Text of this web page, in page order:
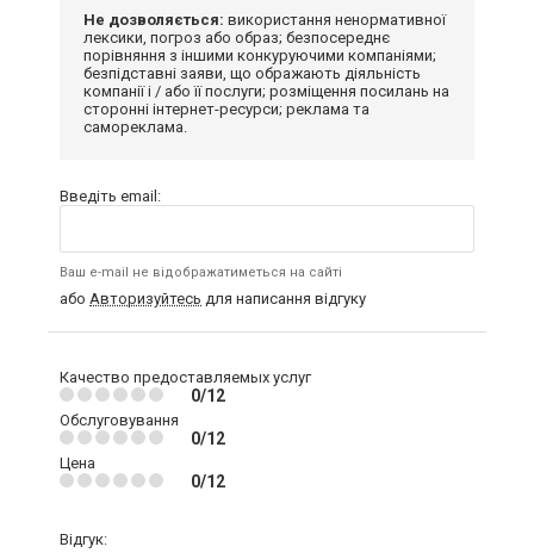
Не дозволяється: використання ненормативної
лексики, погроз або образ; безпосереднє
порівняння з іншими конкуруючими компаніями;
безпідставні заяви, що ображають діяльність
компанії і / або її послуги; розміщення посилань на
сторонні інтернет-ресурси; реклама та
самореклама.
Введіть email:
Ваш e-mail не відображатиметься на сайті
або Авторизуйтесь для написання відгуку
Качество предоставляемых услуг
0/12
Обслуговування
0/12
Цена
0/12
Відгук: